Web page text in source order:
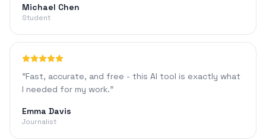
Michael Chen
Student
"Fast, accurate, and free - this AI tool is exactly what
I needed for my work."
Emma Davis
Journalist